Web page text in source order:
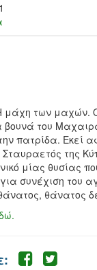
μάχη των μαχών.
βουνά του
πατρίδα. Εκεί
Σταυραετός της
μίας θυσίας
συνέχιση του
θάνατος